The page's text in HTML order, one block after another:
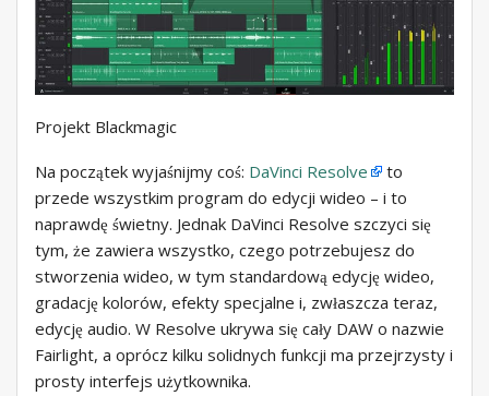
Projekt Blackmagic
Na początek wyjaśnijmy coś: DaVinci Resolve
to
przede wszystkim program do edycji wideo – i to
naprawdę świetny. Jednak DaVinci Resolve szczyci się
tym, że zawiera wszystko, czego potrzebujesz do
stworzenia wideo, w tym standardową edycję wideo,
gradację kolorów, efekty specjalne i, zwłaszcza teraz,
edycję audio. W Resolve ukrywa się cały DAW o nazwie
Fairlight, a oprócz kilku solidnych funkcji ma przejrzysty i
prosty interfejs użytkownika.